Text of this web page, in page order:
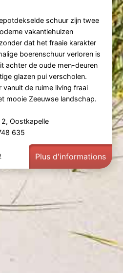
schuur zijn twee
vakantiehuizen
dat het fraaie karakter
boerenschuur verloren is
achter de oude men-deuren
glazen pui verscholen.
vanuit de ruime living fraai
mooie Zeeuwse landschap.
Oostkapelle
635
Plus d'informations